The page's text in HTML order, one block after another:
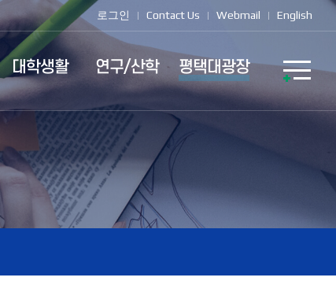
로그인 Contact Us Webmail English
대학생활 연구/산학 평택대광장